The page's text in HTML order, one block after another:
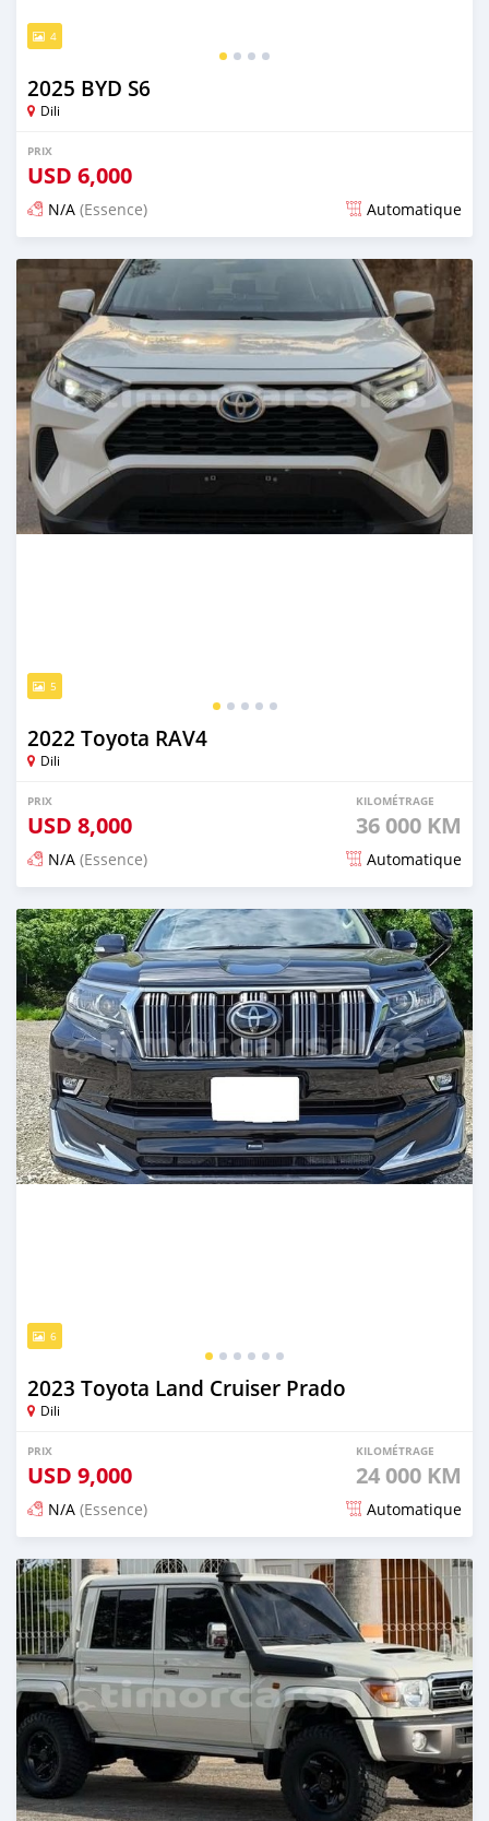
4
2025 BYD S6
Dili
PRIX
USD 6,000
N/A (Essence) Automatique
Publié il y a 11 jours
5
2022 Toyota RAV4
Dili
PRIX
USD 8,000
KILOMÉTRAGE
36 000 KM
N/A (Essence) Automatique
Publié il y a 12 jours
6
2023 Toyota Land Cruiser Prado
Dili
PRIX
USD 9,000
KILOMÉTRAGE
24 000 KM
N/A (Essence) Automatique
Publié il y a 14 jours